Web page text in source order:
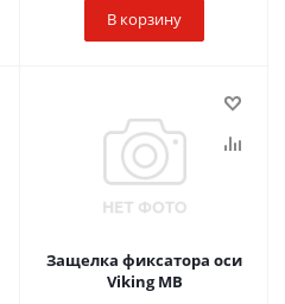
В корзину
Защелка фиксатора оси
Viking MB